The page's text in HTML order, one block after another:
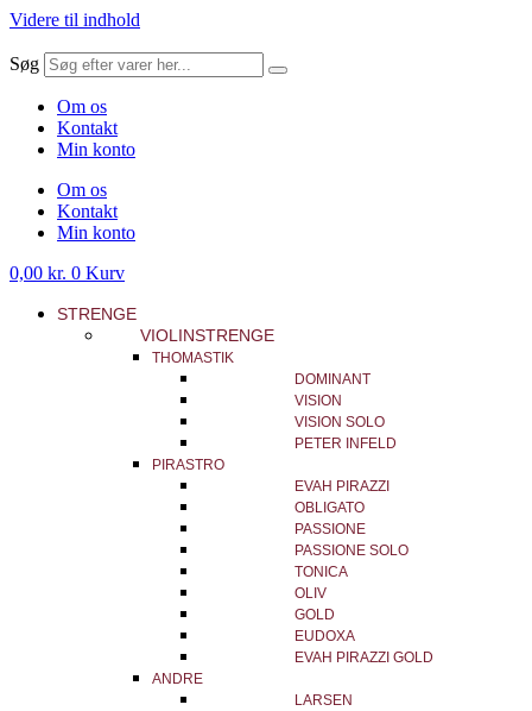
Videre til indhold
Søg
Om os
Kontakt
Min konto
Om os
Kontakt
Min konto
0,00 kr. 0 Kurv
STRENGE
VIOLINSTRENGE
THOMASTIK
DOMINANT
VISION
VISION SOLO
PETER INFELD
PIRASTRO
EVAH PIRAZZI
OBLIGATO
PASSIONE
PASSIONE SOLO
TONICA
OLIV
GOLD
EUDOXA
EVAH PIRAZZI GOLD
ANDRE
LARSEN